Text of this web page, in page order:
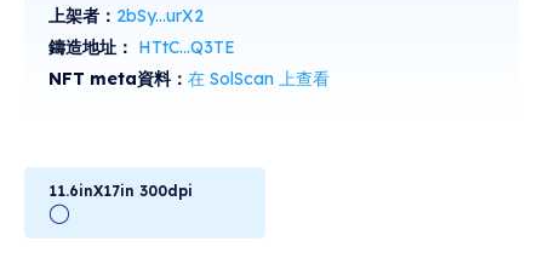
上架者： 2bSy...urX2
鑄造地址： HTtC...Q3TE
NFT meta資料： 在 SolScan 上查看
11.6inX17in 300dpi
◯